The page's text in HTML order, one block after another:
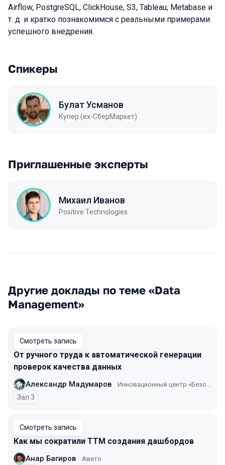
Airflow, PostgreSQL, ClickHouse, S3, Tableau, Metabase и
т. д. и кратко познакомимся с реальными примерами
успешного внедрения.
Спикеры
Булат Усманов
Купер (ex-СберМаркет)
Приглашенные эксперты
Михаил Иванов
Positive Technologies
Другие доклады по теме «Data
Management»
Смотреть запись
От ручного труда к автоматической генерации
проверок качества данных
Александр Мадумаров
Зал 3
Смотреть запись
Как мы сократили TTM создания дашбордов
Анар Багиров Авито